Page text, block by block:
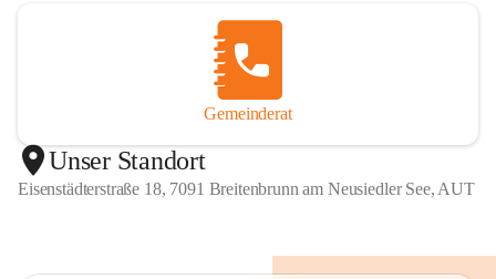
Gemeinderat
Unser Standort
Eisenstädterstraße 18, 7091 Breitenbrunn am Neusiedler See, AUT